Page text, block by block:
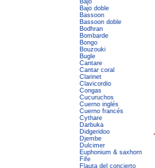
Bajo
Bajo doble
Bassoon
Bassoon doble
Bodhran
Bombarde
Bongo
Bouzouki
Bugle
Cantare
Cantar coral
Clarinet
Clavicordio
Congas
Cucuruchos
Cuerno inglés
Cuerno francés
Cythare
Darbuka
Didgeridoo
Djembe
Dulcimer
Euphonium & saxhorn
Fife
Flauta del concierto